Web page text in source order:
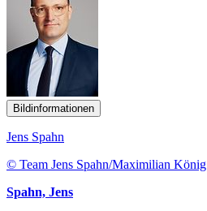
Bildinformationen
Jens Spahn
© Team Jens Spahn/Maximilian König
Spahn, Jens